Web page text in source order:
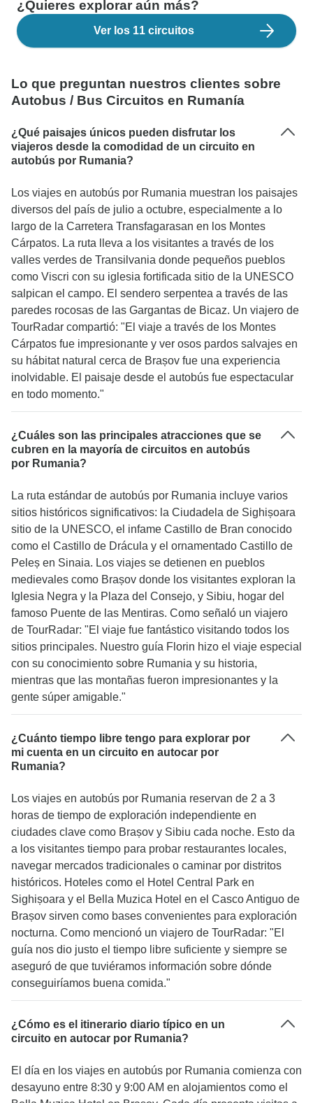
¿Quieres explorar aún más?
Ver los 11 circuitos
Lo que preguntan nuestros clientes sobre
Autobus / Bus Circuitos en Rumanía
¿Qué paisajes únicos pueden disfrutar los
viajeros desde la comodidad de un circuito en
autobús por Rumania?
Los viajes en autobús por Rumania muestran los paisajes
diversos del país de julio a octubre, especialmente a lo
largo de la Carretera Transfagarasan en los Montes
Cárpatos. La ruta lleva a los visitantes a través de los
valles verdes de Transilvania donde pequeños pueblos
como Viscri con su iglesia fortificada sitio de la UNESCO
salpican el campo. El sendero serpentea a través de las
paredes rocosas de las Gargantas de Bicaz. Un viajero de
TourRadar compartió: "El viaje a través de los Montes
Cárpatos fue impresionante y ver osos pardos salvajes en
su hábitat natural cerca de Brașov fue una experiencia
inolvidable. El paisaje desde el autobús fue espectacular
en todo momento."
¿Cuáles son las principales atracciones que se
cubren en la mayoría de circuitos en autobús
por Rumania?
La ruta estándar de autobús por Rumania incluye varios
sitios históricos significativos: la Ciudadela de Sighișoara
sitio de la UNESCO, el infame Castillo de Bran conocido
como el Castillo de Drácula y el ornamentado Castillo de
Peleș en Sinaia. Los viajes se detienen en pueblos
medievales como Brașov donde los visitantes exploran la
Iglesia Negra y la Plaza del Consejo, y Sibiu, hogar del
famoso Puente de las Mentiras. Como señaló un viajero
de TourRadar: "El viaje fue fantástico visitando todos los
sitios principales. Nuestro guía Florin hizo el viaje especial
con su conocimiento sobre Rumania y su historia,
mientras que las montañas fueron impresionantes y la
gente súper amigable."
¿Cuánto tiempo libre tengo para explorar por
mi cuenta en un circuito en autocar por
Rumania?
Los viajes en autobús por Rumania reservan de 2 a 3
horas de tiempo de exploración independiente en
ciudades clave como Brașov y Sibiu cada noche. Esto da
a los visitantes tiempo para probar restaurantes locales,
navegar mercados tradicionales o caminar por distritos
históricos. Hoteles como el Hotel Central Park en
Sighișoara y el Bella Muzica Hotel en el Casco Antiguo de
Brașov sirven como bases convenientes para exploración
nocturna. Como mencionó un viajero de TourRadar: "El
guía nos dio justo el tiempo libre suficiente y siempre se
aseguró de que tuviéramos información sobre dónde
conseguiríamos buena comida."
¿Cómo es el itinerario diario típico en un
circuito en autocar por Rumania?
El día en los viajes en autobús por Rumania comienza con
desayuno entre 8:30 y 9:00 AM en alojamientos como el